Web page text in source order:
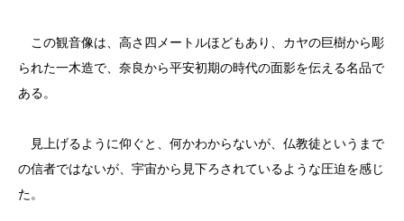
この観音像は、高さ四メートルほどもあり、カヤの巨樹から彫
られた一木造で、奈良から平安初期の時代の面影を伝える名品で
ある。
見上げるように仰ぐと、何かわからないが、仏教徒というまで
の信者ではないが、宇宙から見下ろされているような圧迫を感じ
た。